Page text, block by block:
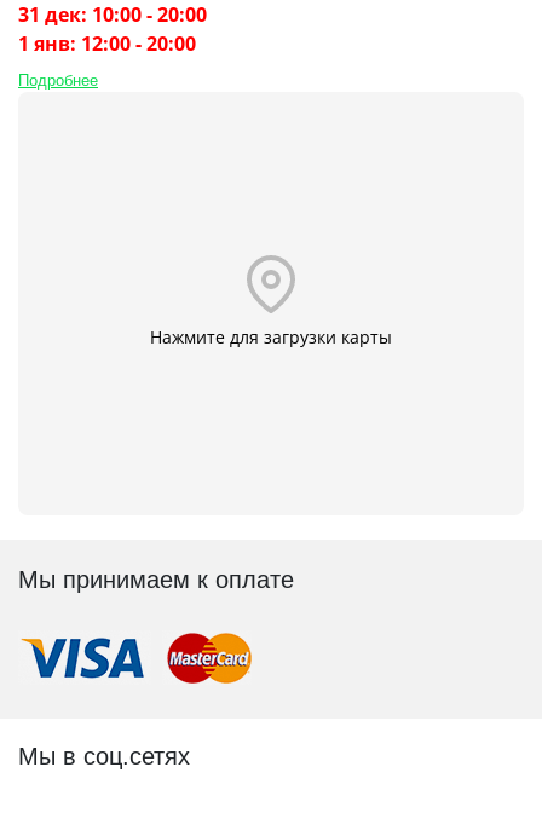
31 дек: 10:00 - 20:00
1 янв: 12:00 - 20:00
Подробнее
Нажмите для загрузки карты
Мы принимаем к оплате
Мы в соц.сетях